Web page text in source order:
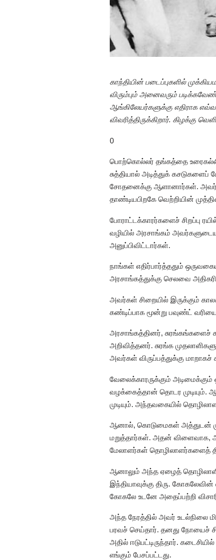
காந்தியின் படைப்புகளில்
விரும்பும் அனைவரும்
ஆங்கிலேயர்களுக்கு எதிராக
விவரித்திருக்கிறார். கிழக்கு
0
பொற்கொல்லர் தங்கத்தை
சுத்தியால் அடித்துக்
சோதனைக்கு ஆளானார்கள்.
தாண்டியபிறகே வெற்றியின்
போராட்டக்காரர்களைச் சிறப்பு
வழியில் அரசாங்கம்
அனுப்பிவிட்டார்கள்.
நாங்கள் எதிர்பார்த்ததும்
அரசாங்கத்துக்கு செலவை
அவர்கள் சிறையில் இருக்கும்
கண்டிப்பாக மூன்று பவுண்ட்
அரசாங்கத்தினர், சுரங்கங்களைச்
அறிவித்தனர். சுரங்க
அவர்கள் விருப்பத்துக்கு
வேலைக்காரருக்கும்
வழக்கைத்தான் தொடர முடியும்.
முடியும். அந்தவகையில்
ஆனால், கொடுமைகள் அத்துடன்
மறுத்தார்கள். அதன் விளைவாக,
மேலாளர்கள் தொழிலாளர்களைத்
ஆனாலும் அந்த ஏழைத்
இந்தியாவுக்கு திரு.
கோகலே உடனே அதைப்பற்றி
அந்த நேரத்தில் அவர் உடல்நிலை
பரவச் செய்தார். தனது நோயைச்
அதில் ஈடுபட்டிருந்தார்.
எங்கும் பேசப்பட்டது.